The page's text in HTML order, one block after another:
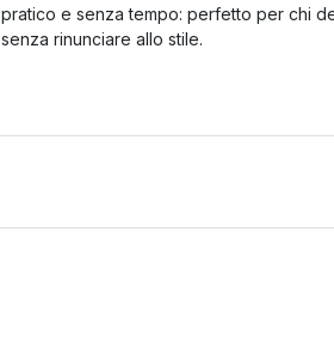
pratico e senza tempo: perfetto per chi
senza rinunciare allo stile.